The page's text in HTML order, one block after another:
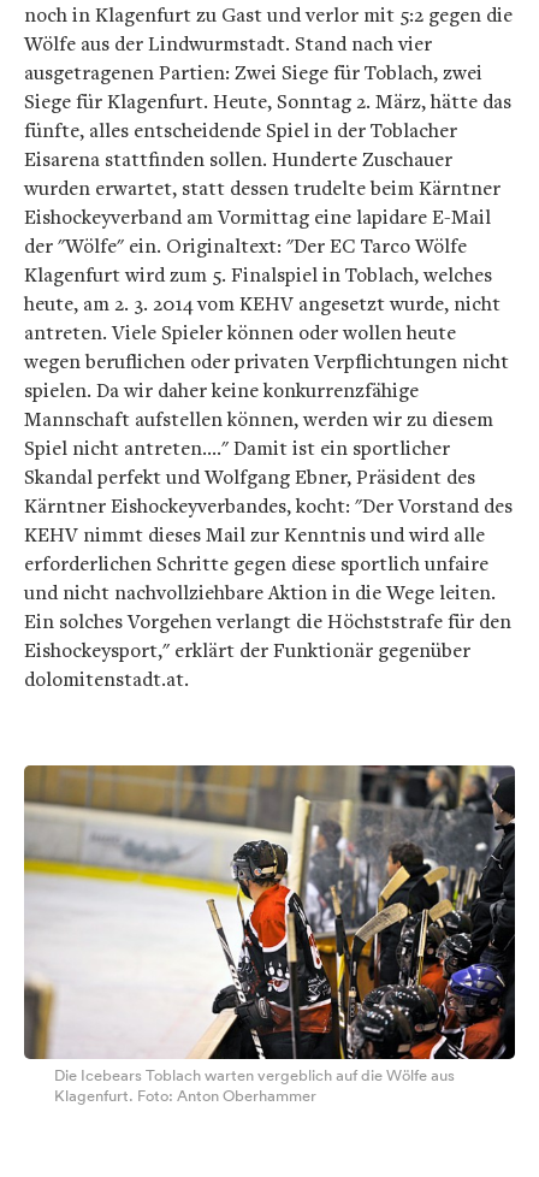
noch in Klagenfurt zu Gast und verlor mit 5:2 gegen die
Wölfe aus der Lindwurmstadt. Stand nach vier
ausgetragenen Partien: Zwei Siege für Toblach, zwei
Siege für Klagenfurt. Heute, Sonntag 2. März, hätte das
fünfte, alles entscheidende Spiel in der Toblacher
Eisarena stattfinden sollen. Hunderte Zuschauer
wurden erwartet, statt dessen trudelte beim Kärntner
Eishockeyverband am Vormittag eine lapidare E-Mail
der "Wölfe" ein. Originaltext: "Der EC Tarco Wölfe
Klagenfurt wird zum 5. Finalspiel in Toblach, welches
heute, am 2. 3. 2014 vom KEHV angesetzt wurde, nicht
antreten. Viele Spieler können oder wollen heute
wegen beruflichen oder privaten Verpflichtungen nicht
spielen. Da wir daher keine konkurrenzfähige
Mannschaft aufstellen können, werden wir zu diesem
Spiel nicht antreten…."Damit ist ein sportlicher
Skandal perfekt und Wolfgang Ebner, Präsident des
Kärntner Eishockeyverbandes, kocht: "Der Vorstand des
KEHV nimmt dieses Mail zur Kenntnis und wird alle
erforderlichen Schritte gegen diese sportlich unfaire
und nicht nachvollziehbare Aktion in die Wege leiten.
Ein solches Vorgehen verlangt die Höchststrafe für den
Eishockeysport," erklärt der Funktionär gegenüber
dolomitenstadt.at.
Die Icebears Toblach warten vergeblich auf die Wölfe aus
Klagenfurt. Foto: Anton Oberhammer